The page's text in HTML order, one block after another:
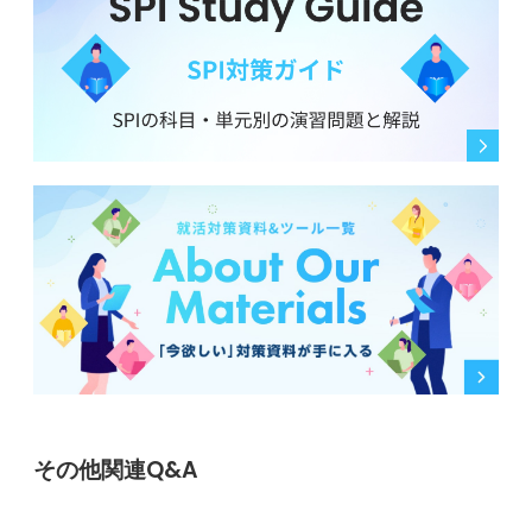
スコアはあなたの可能性を広げる鍵になります。就職活
動の一部として戦略的に取り組み、自信を持って履歴書
に書ける数字を手に入れてください。
あなたの挑戦が、将来のキャリアに大きなプラスをもた
らします。
その他関連Q&A